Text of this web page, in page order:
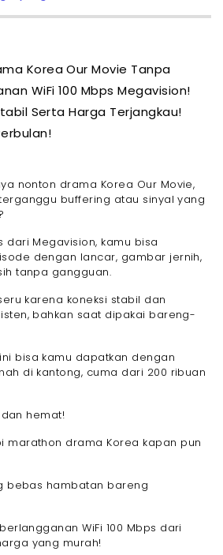
Korea Our Movie Tanpa
WiFi 100 Mbps Megavision!
Serta Harga Terjangkau!
nonton drama Korea Our Movie,
buffering atau sinyal yang
dari Megavision, kamu bisa
dengan lancar, gambar jernih,
tanpa gangguan.
karena koneksi stabil dan
bahkan saat dipakai bareng-
bisa kamu dapatkan dengan
di kantong, cuma dari 200 ribuan
hemat!
marathon drama Korea kapan pun
bebas hambatan bareng
WiFi 100 Mbps dari
yang murah!